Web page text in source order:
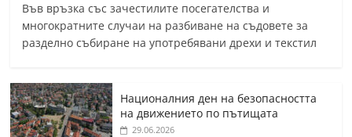
Във връзка със зачестилите посегателства и
многократните случаи на разбиване на съдовете за
разделно събиране на употребявани дрехи и текстил
Националния ден на безопасността
на движението по пътищата
29.06.2026